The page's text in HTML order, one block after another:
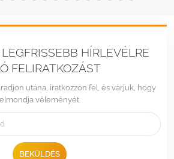
HÍRLEVÉLRE
FELIRATKOZÁST
utána, iratkozzon fel, és várjuk, hogy
elmondja véleményét.
BEKÜLDÉS
Road, Jimei District, Xiamen, China